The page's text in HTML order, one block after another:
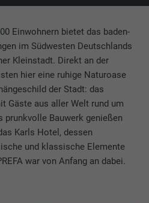
Einwohnern bietet das baden-
im Südwesten Deutschlands
Kleinstadt. Direkt an der
hier eine ruhige Naturoase
der Stadt: das
Gäste aus aller Welt rund um
prunkvolle Bauwerk genießen
Karls Hotel, dessen
und klassische Elemente
war von Anfang an dabei.